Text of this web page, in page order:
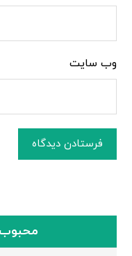
وب‌ سایت
فرستادن دیدگاه